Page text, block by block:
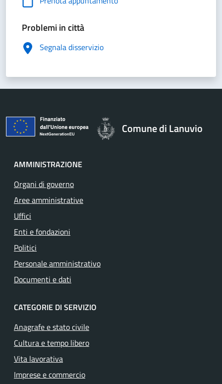
Problemi in città
Segnala disservizio
Comune di Lanuvio
AMMINISTRAZIONE
Organi di governo
Aree amministrative
Uffici
Enti e fondazioni
Politici
Personale amministrativo
Documenti e dati
CATEGORIE DI SERVIZIO
Anagrafe e stato civile
Cultura e tempo libero
Vita lavorativa
Imprese e commercio